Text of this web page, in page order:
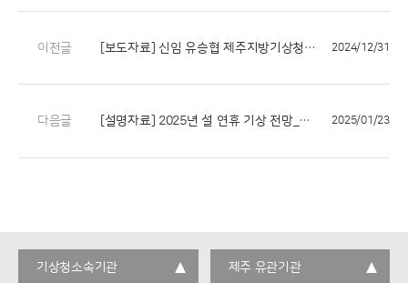
이전글 [보도자료] 신임 유승협 제주지방기상청장 취임 2024/12/31
다음글 [설명자료] 2025년 설 연휴 기상 전망_제주 2025/01/23
기상청소속기관 제주 유관기관